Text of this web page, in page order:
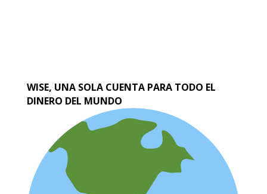
WISE, UNA SOLA CUENTA PARA TODO EL
DINERO DEL MUNDO